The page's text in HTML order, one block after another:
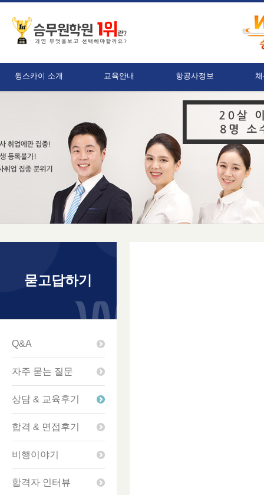
윙스카이 소개 교육안내 항공사정보
묻고답하기
Q&A
자주 묻는 질문
상담 & 교육후기
합격 & 면접후기
비행이야기
합격자 인터뷰